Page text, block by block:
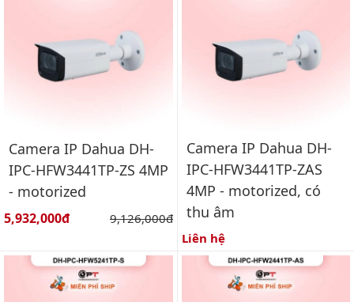
Camera IP Dahua DH-
IPC-HFW3441TP-ZS 4MP
- motorized
Giá bán:
5,932,000đ Giá gốc:
9,126,000đ
Camera IP Dahua DH-
IPC-HFW3441TP-ZAS
4MP - motorized, có
thu âm
Liên hệ